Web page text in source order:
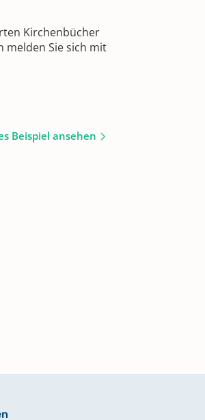
Kirchenbücher
melden Sie sich mit
Beispiel ansehen